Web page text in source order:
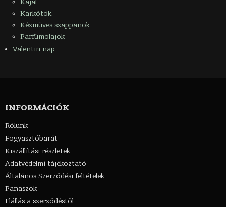
Kajal
Karkötők
Kézműves szappanok
Parfümolajok
Valentin nap
INFORMÁCIÓK
Rólunk
Fogyasztóbarát
Kiszállítási részletek
Adatvédelmi tájékoztató
Általános Szerződési feltételek
Panaszok
Elállás a szerződéstől